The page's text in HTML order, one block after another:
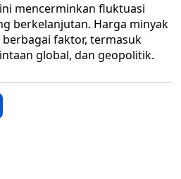
mencerminkan fluktuasi
berkelanjutan. Harga minyak
faktor, termasuk
global, dan geopolitik.